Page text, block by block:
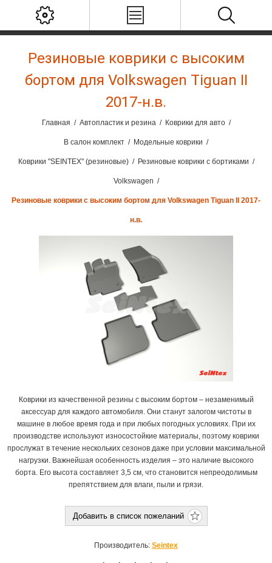
Резиновые коврики с высоким
бортом для Volkswagen Tiguan II
2017-н.в.
Главная / Автопластик и резина / Коврики для авто /
В салон комплект / Модельные коврики /
Коврики "SEINTEX" (резиновые) / Резиновые коврики с бортиками /
Volkswagen /
Резиновые коврики с высоким бортом для Volkswagen Tiguan II 2017-
н.в.
Коврики из качественной резины с высоким бортом – незаменимый
аксессуар для каждого автомобиля. Они станут залогом чистоты в
машине в любое время года и при любых погодных условиях. При их
производстве используют износостойкие материалы, поэтому коврики
прослужат в течение нескольких сезонов даже при условии максимальной
нагрузки. Важнейшая особенность изделия – это наличие высокого
борта. Его высота составляет 3,5 см, что становится непреодолимым
препятствием для влаги, пыли и грязи.
Производитель: Seintex